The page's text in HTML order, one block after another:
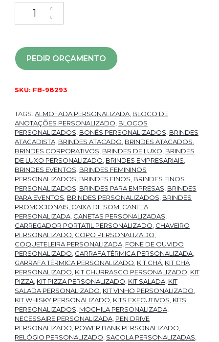
PEDIR ORÇAMENTO
SKU: FB-98293
TAGS: ALMOFADA PERSONALIZADA, BLOCO DE
ANOTAÇÕES PERSONALIZADO, BLOCOS
PERSONALIZADOS, BONÉS PERSONALIZADOS, BRINDES
ATACADISTA, BRINDES ATACADO, BRINDES ATACADOS,
BRINDES CORPORATIVOS, BRINDES DE LUXO, BRINDES
DE LUXO PERSONALIZADO, BRINDES EMPRESARIAIS,
BRINDES EVENTOS, BRINDES FEMININOS
PERSONALIZADOS, BRINDES FINOS, BRINDES FINOS
PERSONALIZADOS, BRINDES PARA EMPRESAS, BRINDES
PARA EVENTOS, BRINDES PERSONALIZADOS, BRINDES
PROMOCIONAIS, CAIXA DE SOM, CANETA
PERSONALIZADA, CANETAS PERSONALIZADAS,
CARREGADOR PORTATIL PERSONALIZADO, CHAVEIRO
PERSONALIZADO, COPO PERSONALIZADO,
COQUETELEIRA PERSONALIZADA, FONE DE OUVIDO
PERSONALIZADO, GARRAFA TÉRMICA PERSONALIZADA,
GARRAFA TÉRMICA PERSONALIZADO, KIT CHÁ, KIT CHÁ
PERSONALIZADO, KIT CHURRASCO PERSONALIZADO, KIT
PIZZA, KIT PIZZA PERSONALIZADO, KIT SALADA, KIT
SALADA PERSONALIZADO, KIT VINHO PERSONALIZADO,
KIT WHISKY PERSONALIZADO, KITS EXECUTIVOS, KITS
PERSONALIZADOS, MOCHILA PERSONALIZADA,
NECESSAIRE PERSONALIZADA, PEN DRIVE
PERSONALIZADO, POWER BANK PERSONALIZADO,
RELÓGIO PERSONALIZADO, SACOLA PERSONALIZADAS,